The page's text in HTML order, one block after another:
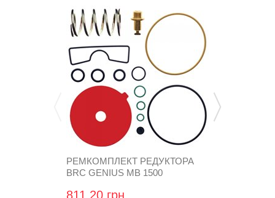
РЕМКОМПЛЕКТ РЕДУКТОРА
BRC GENIUS MB 1500
811,20 грн